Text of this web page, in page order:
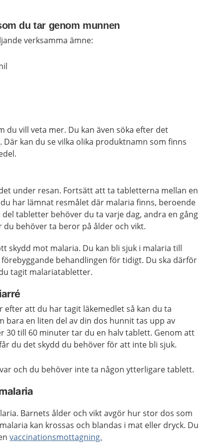
du tar genom munnen
verksamma ämne:
du vill veta mer. Du kan även söka efter det
. Där kan du se vilka olika produktnamn som finns
under resan. Fortsätt att ta tabletterna mellan en
har lämnat resmålet där malaria finns, beroende
tabletter behöver du ta varje dag, andra en gång
du behöver ta beror på ålder och vikt.
skydd mot malaria. Du kan bli sjuk i malaria till
behandlingen för tidigt. Du ska därför
tagit malariatabletter.
efter att du har tagit läkemedlet så kan du ta
bara en liten del av din dos hunnit tas upp av
30 till 60 minuter tar du en halv tablett. Genom att
du det skydd du behöver för att inte bli sjuk.
och du behöver inte ta någon ytterligare tablett.
Barnets ålder och vikt avgör hur stor dos som
kan krossas och blandas i mat eller dryck. Du
vaccinationsmottagning.